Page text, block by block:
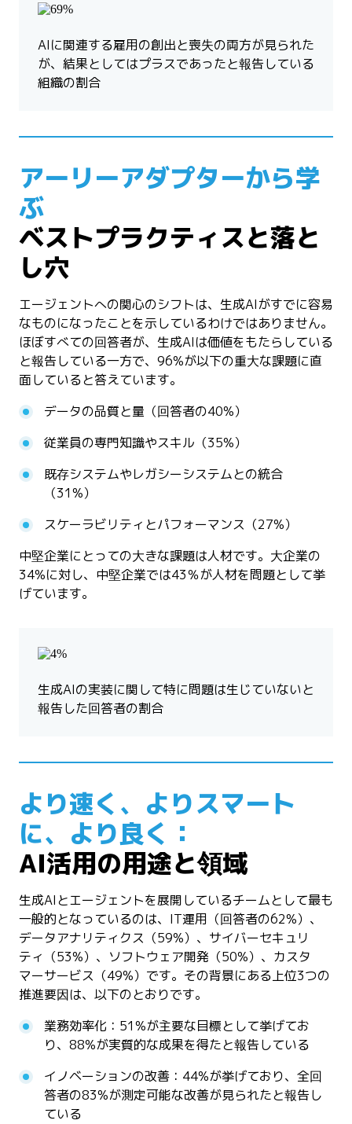
AIに関連する雇用の創出と喪失の両方が見られた
が、結果としてはプラスであったと報告している
組織の割合
アーリーアダプターから学
ぶ
ベストプラクティスと落と
し穴
エージェントへの関心のシフトは、生成AIがすでに容易
なものになったことを示しているわけではありません。
ほぼすべての回答者が、生成AIは価値をもたらしている
と報告している一方で、96%が以下の重大な課題に直
面していると答えています。
データの品質と量（回答者の40%）
従業員の専門知識やスキル（35%）
既存システムやレガシーシステムとの統合
（31%）
スケーラビリティとパフォーマンス（27%）
中堅企業にとっての大きな課題は人材です。大企業の
34%に対し、中堅企業では43％が人材を問題として挙
げています。
生成AIの実装に関して特に問題は生じていないと
報告した回答者の割合
より速く、よりスマート
に、より良く：
AI活用の用途と領域
生成AIとエージェントを展開しているチームとして最も
一般的となっているのは、IT運用（回答者の62%）、
データアナリティクス（59%）、サイバーセキュリ
ティ（53%）、ソフトウェア開発（50%）、カスタ
マーサービス（49%）です。その背景にある上位3つの
推進要因は、以下のとおりです。
業務効率化：51%が主要な目標として挙げてお
り、88%が実質的な成果を得たと報告している
イノベーションの改善：44%が挙げており、全回
答者の83%が測定可能な改善が見られたと報告し
ている